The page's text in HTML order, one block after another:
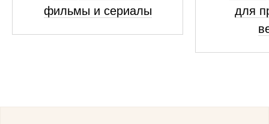
фильмы и сериалы
для